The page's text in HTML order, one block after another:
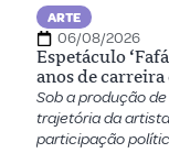
ARTE
06/08/2026
Espetáculo
anos de carreira
Sob a produção
trajetória da
participação